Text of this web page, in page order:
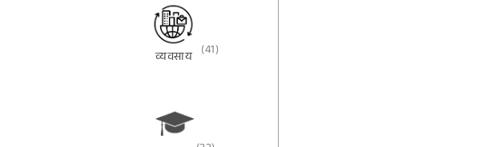
व्यवसाय (41)